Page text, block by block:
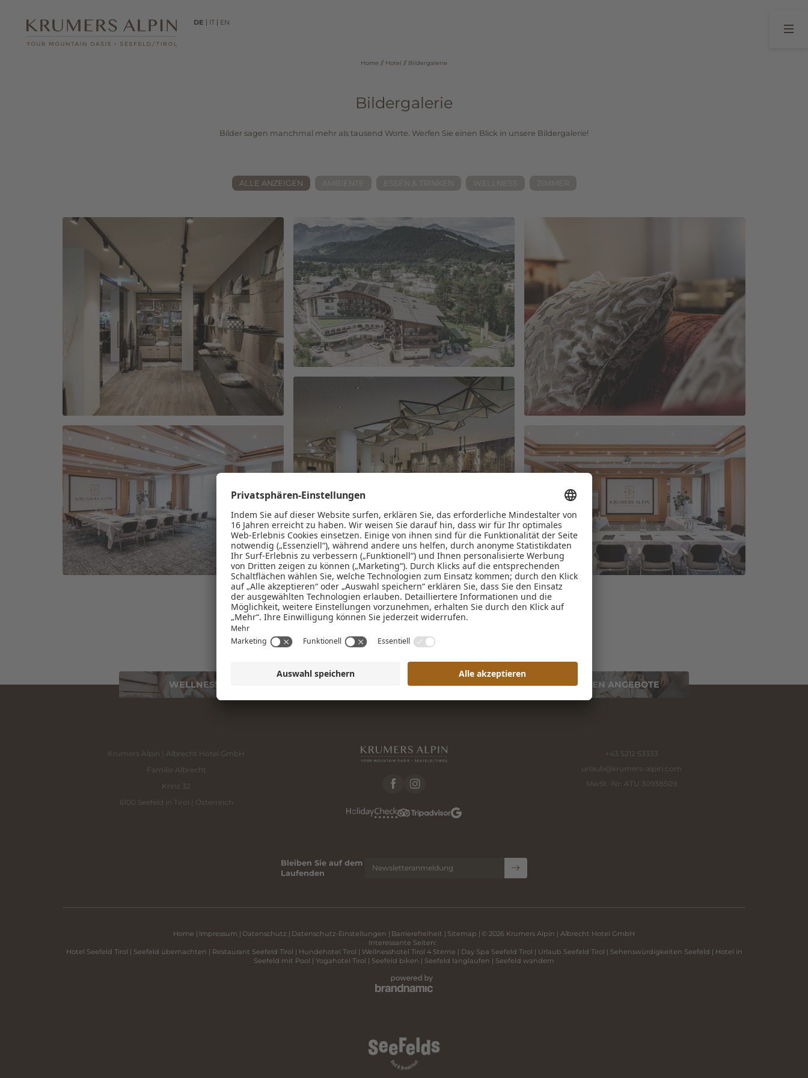
DE IT EN
Anwendungen
Zimmer & Preise
Buchen
+43 5212 53333 urlaub@krumers-alpin.
Home // Hotel // Bildergalerie
Bildergalerie
Bilder sagen manchmal mehr als tausend Worte. Werfen Sie einen Blick in unsere Bildergalerie!
ALLE ANZEIGEN AMBIENTE ESSEN & TRINKEN WELLNESS ZIMMER
WELLNESSTRÄUME SEEFELD ENTDECKEN UNSERE BESTEN ANGEBOTE
Krumers Alpin | Albrecht Hotel GmbH
Familie Albrecht
Krinz 32
6100 Seefeld in Tirol | Österreich
+43 5212 53333
urlaub@ krumers-alpin. com
MwSt.-Nr: ATU 30938509
Bleiben Sie auf dem
Laufenden
Newsletteranmeldung
Home | Impressum | Datenschutz | Datenschutz-Einstellungen | Barrierefreiheit | Sitemap | © 2026 Krumers Alpin | Albrecht Hotel GmbH
Interessante Seiten:
Hotel Seefeld Tirol | Seefeld übernachten | Restaurant Seefeld Tirol | Hundehotel Tirol | Wellnesshotel Tirol 4 Sterne | Day Spa Seefeld Tirol | Urlaub Seefeld Tirol | Sehenswürdigkeiten Seefeld | Hotel in
Seefeld mit Pool | Yogahotel Tirol | Seefeld biken | Seefeld langlaufen | Seefeld wandern
Newsletteranmeldung
Anrede
Familie Herr Frau
Vorname Nachname*
E-Mail*
Einwilligung Marketing*